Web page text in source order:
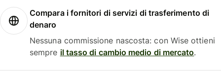
Compara i fornitori di servizi di trasferimento di
denaro
Nessuna commissione nascosta: con Wise ottieni
sempre il tasso di cambio medio di mercato.